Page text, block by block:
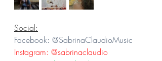
Social:
Facebook: @SabrinaClaudioMusic
Instagram: @sabrinaclaudio